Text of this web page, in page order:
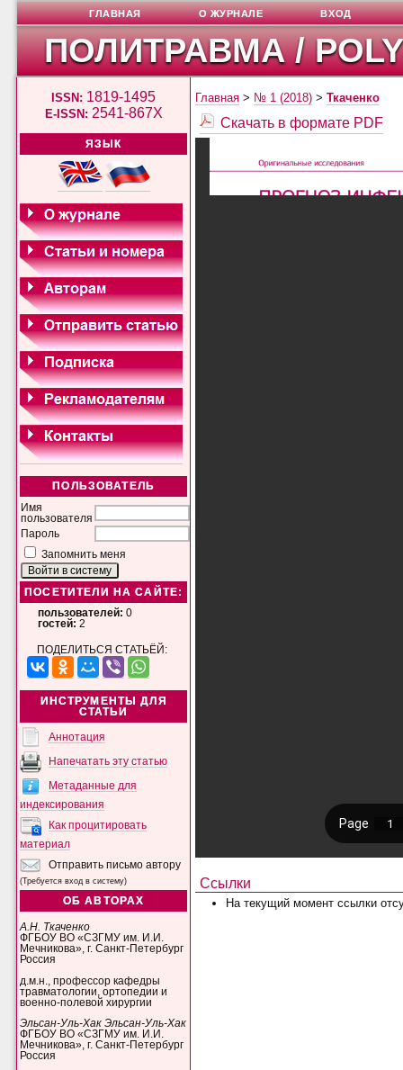
ПОЛИТРАВМА /
ISSN: 1819-1495
E-ISSN: 2541-867X
ЯЗЫК
ПОЛЬЗОВАТЕЛЬ
Имя
пользователя
Пароль
Запомнить меня
ПОСЕТИТЕЛИ НА САЙТЕ:
пользователей: 0
гостей: 2
ПОДЕЛИТЬСЯ СТАТЬЁЙ:
ИНСТРУМЕНТЫ ДЛЯ
СТАТЬИ
Аннотация
Напечатать эту статью
Метаданные для
индексирования
Как процитировать
материал
Отправить письмо автору
(Требуется вход в систему)
ОБ АВТОРАХ
А.Н. Ткаченко
ФГБОУ ВО «СЗГМУ им. И.И.
Мечникова», г. Санкт-Петербург
Россия
д.м.н., профессор кафедры
травматологии, ортопедии и
военно-полевой хирургии
Эльсан-Уль-Хак Эльсан-Уль-Хак
ФГБОУ ВО «СЗГМУ им. И.И.
Мечникова», г. Санкт-Петербург
Россия
ГЛАВНАЯ О ЖУРНАЛЕ ВХОД
Главная > № 1 (2018) >Ткаченко
Скачать в формате PDF
Ссылки
На текущий момент ссылки